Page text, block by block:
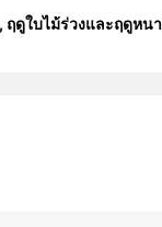
ดูใบไม้ร่วงและฤดูหน